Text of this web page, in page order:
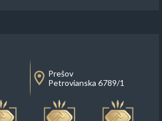
Prešov
Petrovianska 6789/1